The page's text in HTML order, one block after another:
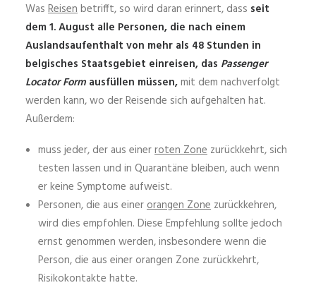
Was Reisenbetrifft, so wird daran erinnert, dass seit
dem 1. August alle Personen, die nach einem
Auslandsaufenthalt von mehr als 48 Stunden in
belgisches Staatsgebiet einreisen, das Passenger
Locator Form ausfüllen müssen,mit dem nachverfolgt
werden kann, wo der Reisende sich aufgehalten hat.
Außerdem:
muss jeder, der aus einerroten Zone zurückkehrt, sich
testen lassen und in Quarantäne bleiben, auch wenn
er keine Symptome aufweist.
Personen, die aus einerorangen Zone zurückkehren,
wird dies empfohlen. Diese Empfehlung sollte jedoch
ernst genommen werden, insbesondere wenn die
Person, die aus einer orangen Zone zurückkehrt,
Risikokontakte hatte.